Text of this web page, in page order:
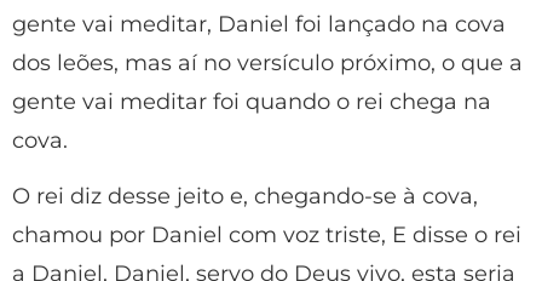
gente vai meditar, Daniel foi lançado na cova
dos leões, mas aí no versículo próximo, o que a
gente vai meditar foi quando o rei chega na
cova.
O rei diz desse jeito e, chegando-se à cova,
chamou por Daniel com voz triste, E disse o rei
a Daniel, Daniel, servo do Deus vivo, esta seria